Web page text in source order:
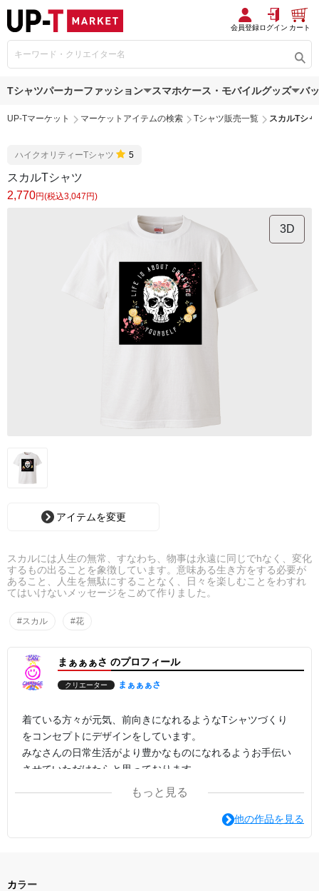
会員登録ログイン カート
Tシャツパーカーファッション スマホケース・モバイルグッズ バ
UP-Tマーケット マーケットアイテムの検索 Tシャツ販売一覧 スカルTシャ
ハイクオリティーTシャツ 5
スカルTシャツ
2,770円(税込3,047円)
3D
アイテムを変更
スカルには人生の無常、すなわち、物事は永遠に同じでhなく、変化
するもの出ることを象徴しています。意味ある生き方をする必要が
あること、人生を無駄にすることなく、日々を楽しむことをわすれ
てはいけないメッセージをこめて作りました。
#スカル #花
まぁぁぁさ のプロフィール
クリエーター まぁぁぁさ
着ている方々が元気、前向きになれるようなTシャツづくり
をコンセプトにデザインをしています。
みなさんの日常生活がより豊かなものになれるようお手伝い
させていただけたらと思っております。
もっと見る
他の作品を見る
カラー